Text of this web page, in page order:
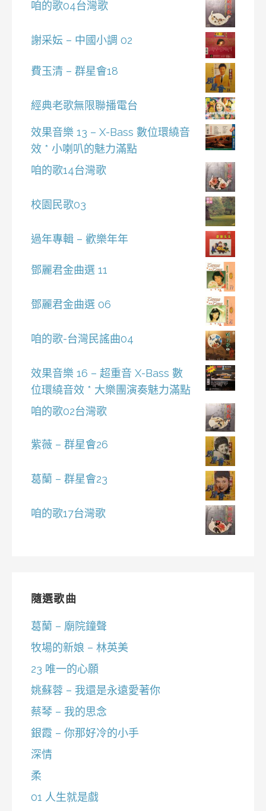
咱的歌04台灣歌
謝采妘 – 中國小調 02
費玉清 – 群星會18
經典老歌無限聯播電台
效果音樂 13 – X-Bass 數位環繞音
效 * 小喇叭的魅力滿點
咱的歌14台灣歌
校園民歌03
過年專輯 – 歡樂年年
鄧麗君金曲選 11
鄧麗君金曲選 06
咱的歌-台灣民謠曲04
效果音樂 16 – 超重音 X-Bass 數
位環繞音效 * 大樂團演奏魅力滿點
咱的歌02台灣歌
紫薇 – 群星會26
葛蘭 – 群星會23
咱的歌17台灣歌
隨選歌曲
葛蘭 – 廟院鐘聲
牧場的新娘 – 林英美
23 唯一的心願
姚蘇蓉 – 我還是永遠愛著你
蔡琴 – 我的思念
銀霞 – 你那好冷的小手
深情
柔
01 人生就是戲